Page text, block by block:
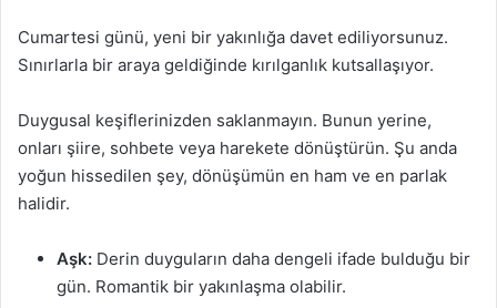
Cumartesi günü, yeni bir yakınlığa davet ediliyorsunuz.
Sınırlarla bir araya geldiğinde kırılganlık kutsallaşıyor.
Duygusal keşiflerinizden saklanmayın. Bunun yerine,
onları şiire, sohbete veya harekete dönüştürün. Şu anda
yoğun hissedilen şey, dönüşümün en ham ve en parlak
halidir.
Aşk: Derin duyguların daha dengeli ifade bulduğu bir
gün. Romantik bir yakınlaşma olabilir.